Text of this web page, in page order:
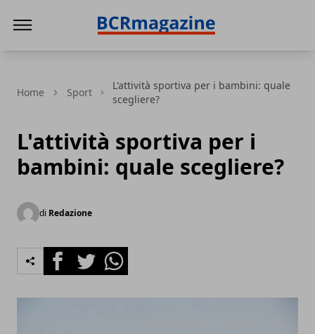
Home Sport
L'attività sportiva per i bambini: quale
scegliere?
L'attività sportiva per i
bambini: quale scegliere?
di Redazione
FacebookTwitterWhatsapp